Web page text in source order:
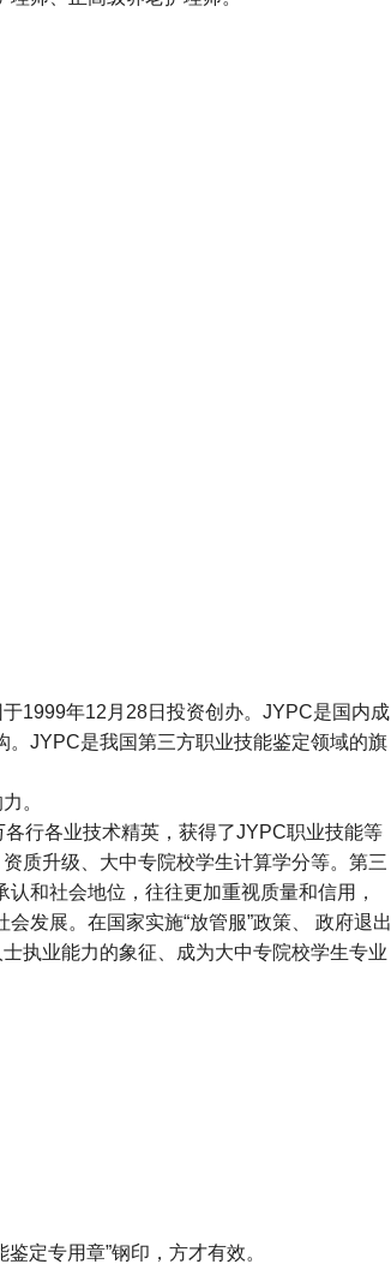
于1999年12 月 28日投资创办。 JYPC是国内成
JYPC是我国第三方职业技能鉴定领域的旗
。
行各业技术精英，获得了JYPC职业技能等
质升级、大中专院校学生计算学分等。第三
和社会地位，往往更加重视质量和信用，
会发展。在国家实施“放管服”政策、 政府退出
执业能力的象征、成为大中专院校学生专业
鉴定专用章”钢印，方才有效。